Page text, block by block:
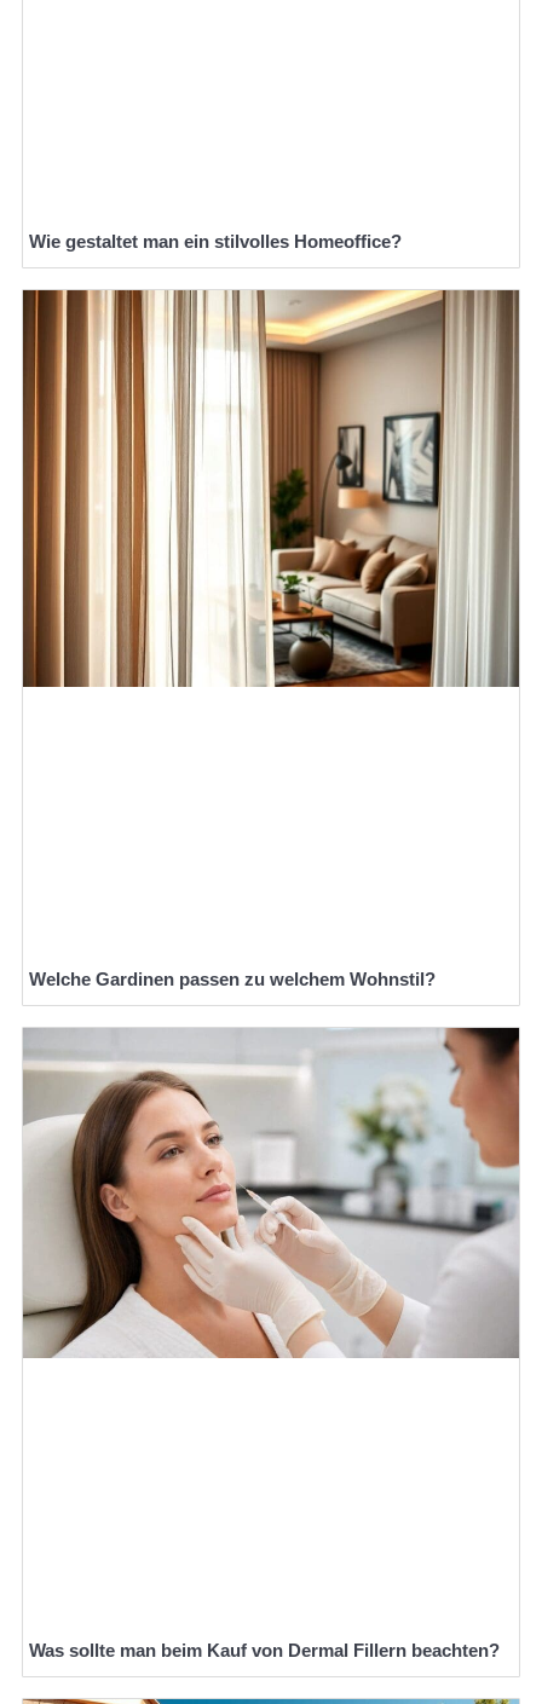
Wie gestaltet man ein stilvolles Homeoffice?
Welche Gardinen passen zu welchem Wohnstil?
Was sollte man beim Kauf von Dermal Fillern beachten?